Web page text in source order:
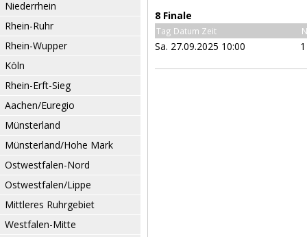
Niederrhein
Rhein-Ruhr
Rhein-Wupper
Köln
Rhein-Erft-Sieg
Aachen/Euregio
Münsterland
Münsterland/Hohe Mark
Ostwestfalen-Nord
Ostwestfalen/Lippe
Mittleres Ruhrgebiet
Westfalen-Mitte
8 Finale
Tag Datum Zeit
Sa. 27.09.2025 10:00 1